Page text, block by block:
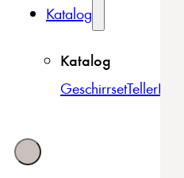
Katalog
Katalog
GeschirrsetTeller